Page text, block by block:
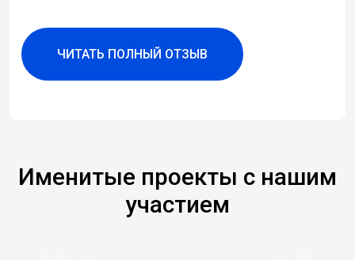
ЧИТАТЬ ПОЛНЫЙ ОТЗЫВ
Именитые проекты с нашим
участием